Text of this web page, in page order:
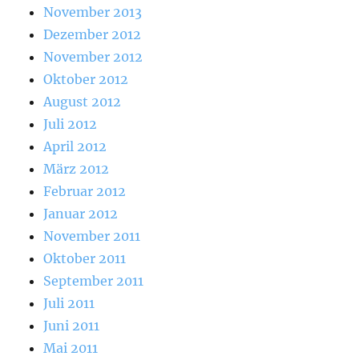
November 2013
Dezember 2012
November 2012
Oktober 2012
August 2012
Juli 2012
April 2012
März 2012
Februar 2012
Januar 2012
November 2011
Oktober 2011
September 2011
Juli 2011
Juni 2011
Mai 2011